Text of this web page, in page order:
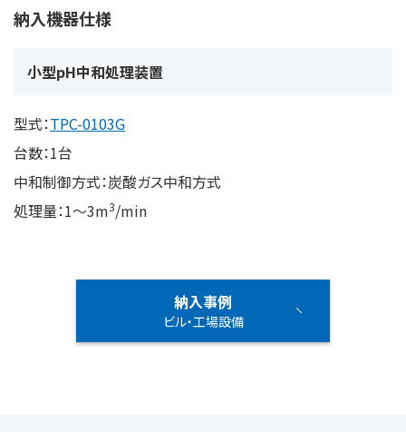
納入機器仕様
小型pH中和処理装置
型式：TPC-0103G
台数：1台
中和制御方式：炭酸ガス中和方式
処理量：1～3m3/min
納入事例
ビル・工場設備